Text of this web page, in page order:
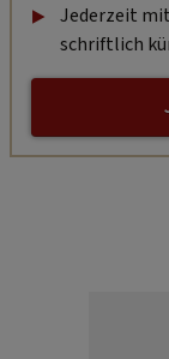
Jederzeit
schriftlich